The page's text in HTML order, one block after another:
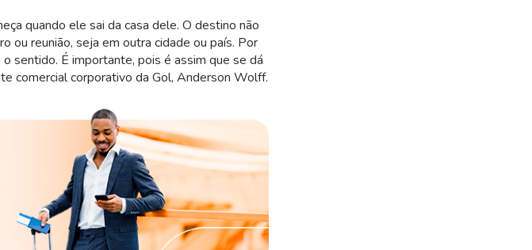
quando ele sai da casa dele. O destino não
ou reunião, seja em outra cidade ou país. Por
sentido. É importante, pois é assim que se dá
comercial corporativo da Gol, Anderson Wolff.